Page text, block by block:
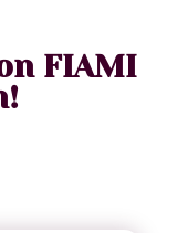
FIAMI